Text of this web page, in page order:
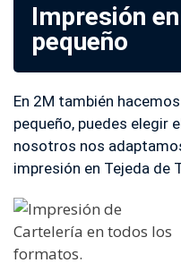
Impresión
pequeño
En 2M también
pequeño, puedes elegir
nosotros nos
impresión en Tejeda de